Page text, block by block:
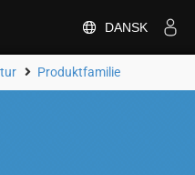
DANSK
Produktfamilie